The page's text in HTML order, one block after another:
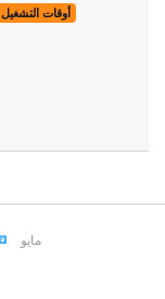
أوقات التشغيل
27 مايو